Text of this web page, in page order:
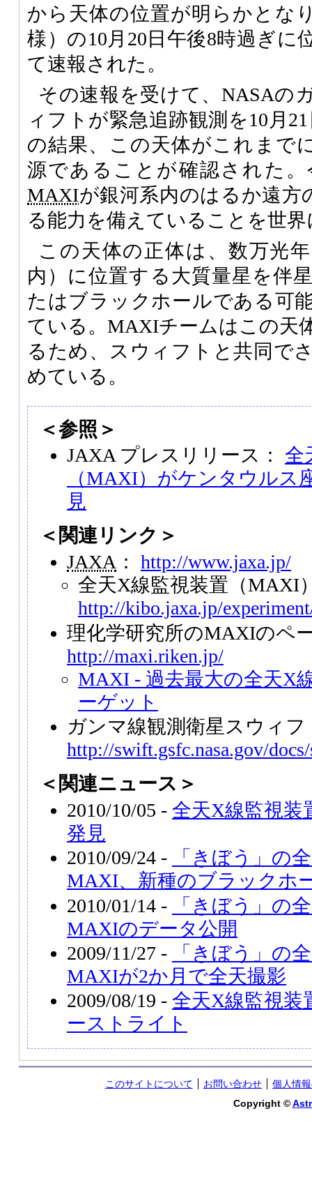
から天体の位置が明らかとな
様）の10月20日午後8時過ぎに
て速報された。
その速報を受けて、NASAの
ィフトが緊急追跡観測を10月
の結果、この天体がこれまで
源であることが確認された
MAXIが銀河系内のはるか遠方
る能力を備えていることを世
この天体の正体は、数万光
内）に位置する大質量星を伴
たはブラックホールである可
ている。MAXIチームはこの天
るため、スウィフトと共同で
めている。
＜参照＞
JAXA プレスリリース： 全
（MAXI）がケンタウルス
見
＜関連リンク＞
JAXA ： http://www.jaxa.jp/
全天X線監視装置（MAXI
http://kibo.jaxa.jp/
理化学研究所のMAXIのペ
http://maxi.riken.jp/
MAXI - 過去最大の全天X
ーゲット
ガンマ線観測衛星スウィフ
http://swift.gsfc.nasa.gov/
＜関連ニュース＞
2010/10/05 - 全天X線監視装
発見
2010/09/24 -
「きぼう」の
MAXI、新種のブラックホ
2010/01/14 -
「きぼう」の
MAXIのデータ公開
2009/11/27 -
「きぼう」の
MAXIが2か月で全天撮影
2009/08/19 - 全天X線監視
ーストライト
このサイトについて お問い合わせ
個人情
Copyright ©